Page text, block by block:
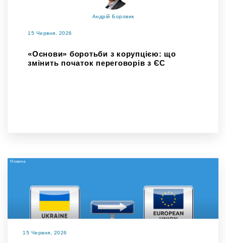
Андрій Боровик
15 Червня, 2026
«Основи» боротьби з корупцією: що
змінить початок переговорів з ЄС
Новина
15 Червня, 2026